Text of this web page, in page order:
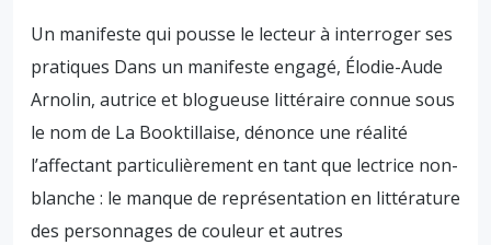
Un manifeste qui pousse le lecteur à interroger ses
pratiques Dans un manifeste engagé, Élodie-Aude
Arnolin, autrice et blogueuse littéraire connue sous
le nom de La Booktillaise, dénonce une réalité
l’affectant particulièrement en tant que lectrice non-
blanche : le manque de représentation en littérature
des personnages de couleur et autres